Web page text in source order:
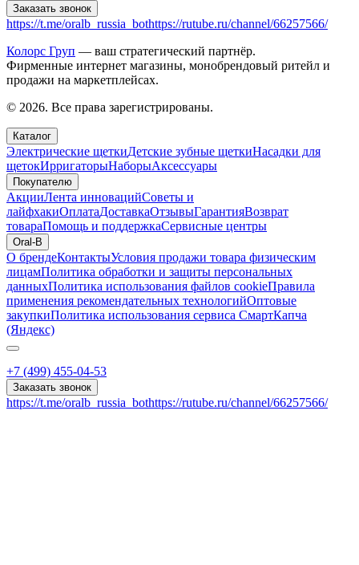
Заказать звонок
https://t.me/oralb_russia_bothttps://rutube.ru/channel/66257566/
Колорс Груп — ваш стратегический партнёр.
Фирменные интернет магазины, монобрендовый ритейл и
продажи на маркетплейсах.
© 2026. Все права зарегистрированы.
Каталог
Электрические щеткиДетские зубные щеткиНасадки для
щетокИрригаторыНаборыАксессуары
Покупателю
АкцииЛента инновацийСоветы и
лайфхакиОплатаДоставкаОтзывыГарантияВозврат
товараПомощь и поддержкаСервисные центры
Oral-B
О брендеКонтактыУсловия продажи товара физическим
лицамПолитика обработки и защиты персональных
данныхПолитика использования файлов cookieПравила
применения рекомендательных технологийОптовые
закупкиПолитика использования сервиса СмартКапча
(Яндекс)
+7 (499) 455-04-53
Заказать звонок
https://t.me/oralb_russia_bothttps://rutube.ru/channel/66257566/